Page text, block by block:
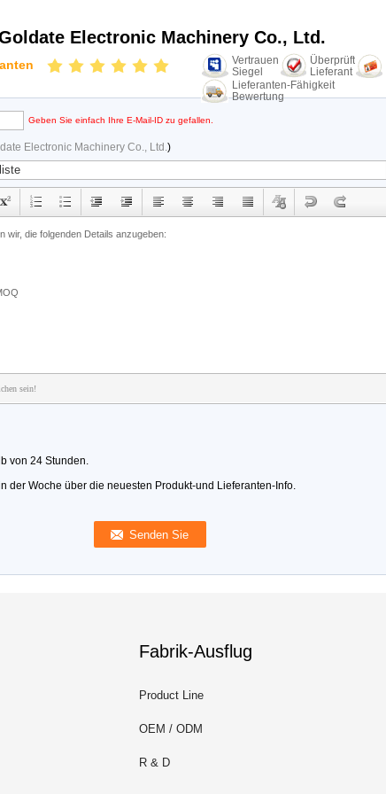
Electronic Machinery Co., Ltd.
Vertrauen
Siegel
Überprüft
Lieferant
Lieferanten-Fähigkeit
Bewertung
Geben Sie einfach Ihre E-Mail-ID zu gefallen.
Electronic Machinery Co., Ltd.)
sein!
von 24 Stunden.
der Woche über die neuesten Produkt-und Lieferanten-Info.
Fabrik-Ausflug
Product Line
OEM / ODM
R & D